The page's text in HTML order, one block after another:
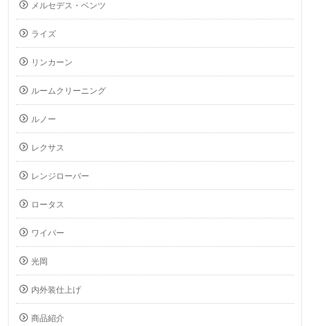
メルセデス・ベンツ
ライズ
リンカーン
ルームクリーニング
ルノー
レクサス
レンジローバー
ロータス
ワイパー
光岡
内外装仕上げ
商品紹介